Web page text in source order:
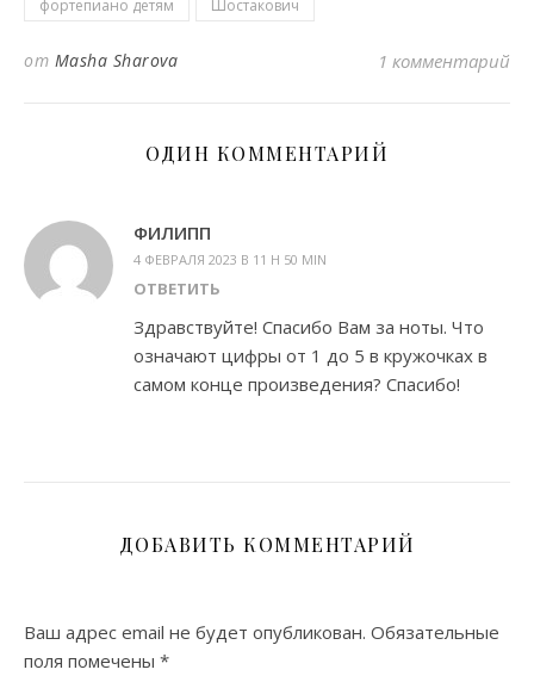
фортепиано детям
Шостакович
от Masha Sharova 1 комментарий
ОДИН КОММЕНТАРИЙ
ФИЛИПП
4 ФЕВРАЛЯ 2023 В 11 H 50 MIN
ОТВЕТИТЬ
Здравствуйте! Спасибо Вам за ноты. Что
означают цифры от 1 до 5 в кружочках в
самом конце произведения? Спасибо!
ДОБАВИТЬ КОММЕНТАРИЙ
Ваш адрес email не будет опубликован. Обязательные
поля помечены *